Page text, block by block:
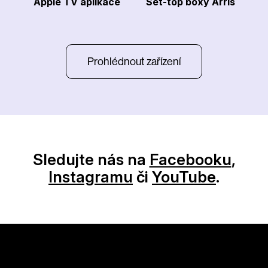
Prohlédnout zařízení
Sledujte nás na Facebooku,
Instagramu či YouTube.